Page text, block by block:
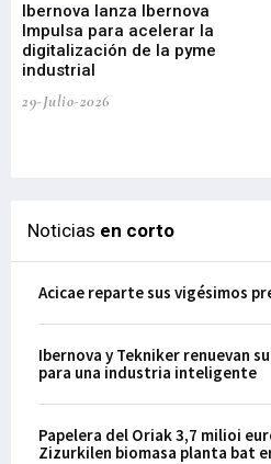
Ibernova lanza Ibernova
Impulsa para acelerar la
digitalización de la pyme
industrial
29-Julio-2026
Noticias en corto
Acicae reparte sus vigésimos
Ibernova y Tekniker renuevan
para una industria inteligente
Papelera del Oriak 3,7 milioi
Zizurkilen biomasa planta bat